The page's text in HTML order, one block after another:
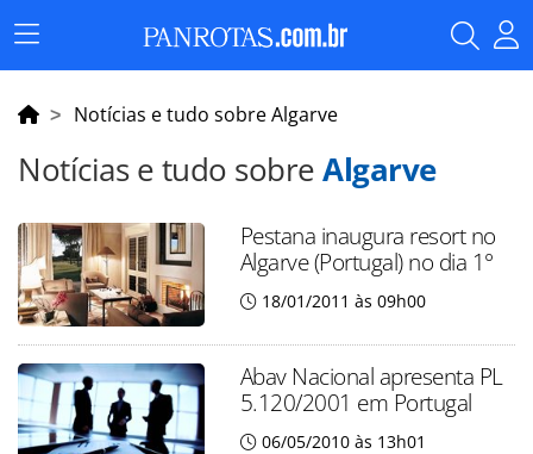
Menu
Principal
Notícias e tudo sobre Algarve
Notícias e tudo sobreAlgarve
Pestana inaugura resort no
Algarve (Portugal) no dia 1°
18/01/2011 às 09h00
Abav Nacional apresenta PL
5.120/2001 em Portugal
06/05/2010 às 13h01